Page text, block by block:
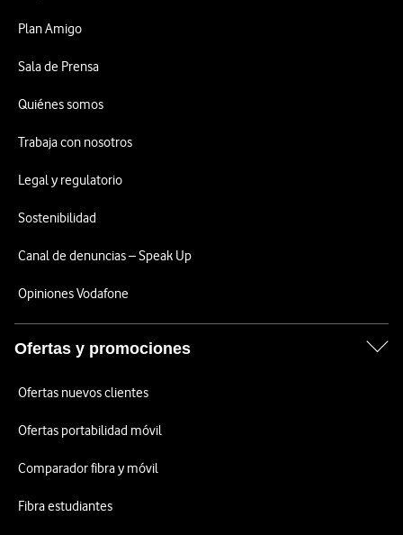
Plan Amigo
Sala de Prensa
Quiénes somos
Trabaja con nosotros
Legal y regulatorio
Sostenibilidad
Canal de denuncias – Speak Up
Opiniones Vodafone
Ofertas y promociones
Ofertas nuevos clientes
Ofertas portabilidad móvil
Comparador fibra y móvil
Fibra estudiantes